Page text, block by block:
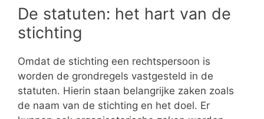
De statuten: het hart van de
stichting
Omdat de stichting een rechtspersoon is
worden de grondregels vastgesteld in de
statuten. Hierin staan belangrijke zaken zoals
de naam van de stichting en het doel. Er